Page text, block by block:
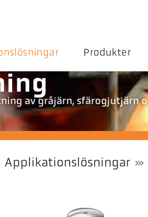
Produkter
av gråjärn, sfärogjutjärn
Applikationslösningar